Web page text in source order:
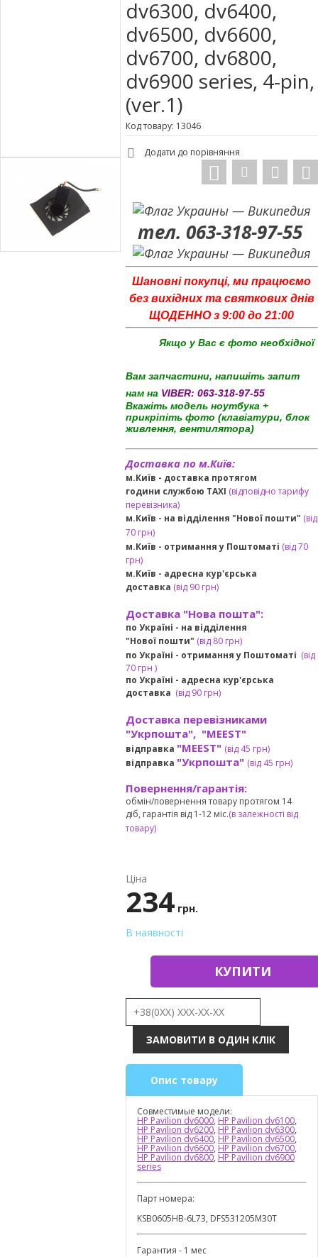
dv6300, dv6400,
dv6500, dv6600,
dv6700, dv6800,
dv6900 series, 4-pin,
(ver.1)
Код товару: 13046
Додати до порівняння
тел. 063-318-97-55
Шановні покупці, ми працюємо
без вихідних та святкових днів
ЩОДЕННО з 9:00 до 21:00
Якщо у Вас є фото необхідної
Вам запчастини, напишіть запит
нам на VIBER: 063-318-97-55
Вкажіть модель ноутбука +
прикріпіть фото (клавіатури, блок
живлення, вентилятора)
Доставка по м.Київ:
м.Київ - доставка протягом
години службою TAXI (відповідно тарифу
перевізника)
м.Київ - на відділення "Нової пошти" (від
70 грн)
м.Київ - отримання у Поштоматі (від 70
грн)
м.Київ - адресна кур'єрська
доставка (від90 грн)
Доставка "Нова пошта":
по Україні - на відділення
"Нової пошти" (від 80 грн)
по Україні - отримання у Поштоматі (від
70 грн )
по Україні - адресна кур'єрська
доставка (від90 грн)
Доставка перевізниками
"Укрпошта", "MEEST"
відправка "MEEST" (від 45 грн)
відправка "Укрпошта" (від 45 грн)
Повернення/гарантія:
обмін/повернення товару протягом 14
діб, гарантія від 1-12 міс.(в залежності від
товару)
Ціна
234 грн.
В наявності
КУПИТИ
Опис товару
Совместимые модели:
HP Pavilion dv6000, HP Pavilion dv6100,
HP Pavilion dv6200, HP Pavilion dv6300,
HP Pavilion dv6400, HP Pavilion dv6500,
HP Pavilion dv6600, HP Pavilion dv6700,
HP Pavilion dv6800, HP Pavilion dv6900
series
Парт номера:
KSB0605HB-6L73, DFS531205M30T
Гарантия - 1 мес